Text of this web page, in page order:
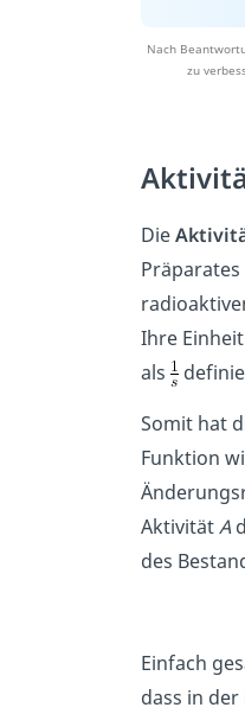
Nach
zu
Die
Ihre
als
Somit hat
Funktion
AktivitätA
des
Einfach
dass in